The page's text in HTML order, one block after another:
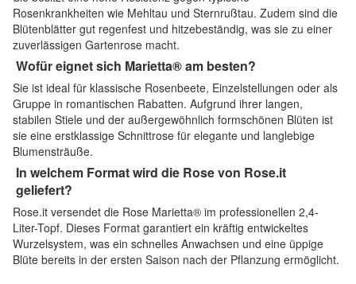
Rosenkrankheiten wie Mehltau und Sternrußtau. Zudem sind die
Blütenblätter gut regenfest und hitzebeständig, was sie zu einer
zuverlässigen Gartenrose macht.
Wofür eignet sich Marietta® am besten?
Sie ist ideal für klassische Rosenbeete, Einzelstellungen oder als
Gruppe in romantischen Rabatten. Aufgrund ihrer langen,
stabilen Stiele und der außergewöhnlich formschönen Blüten ist
sie eine erstklassige Schnittrose für elegante und langlebige
Blumensträuße.
In welchem Format wird die Rose von Rose.it
geliefert?
Rose.it versendet die Rose Marietta® im professionellen 2,4-
Liter-Topf. Dieses Format garantiert ein kräftig entwickeltes
Wurzelsystem, was ein schnelles Anwachsen und eine üppige
Blüte bereits in der ersten Saison nach der Pflanzung ermöglicht.